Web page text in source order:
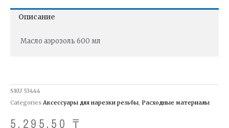
Описание
Масло аэрозоль 600 мл
SKU 53444
Categories Аксессуары для нарезки резьбы Расходные материалы
5,295.50 ₸